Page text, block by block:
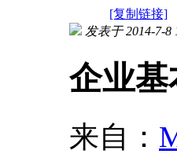
[复制链接]
发表于 2014-7-8
企业
来自：